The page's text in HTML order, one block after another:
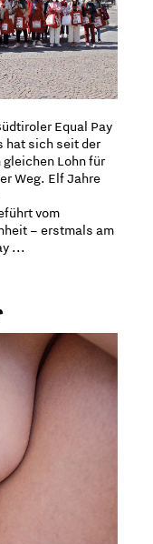
Equal Pay
hat sich seit der
gleichen Lohn für
Weg. Elf Jahre
vom
– erstmals am
...